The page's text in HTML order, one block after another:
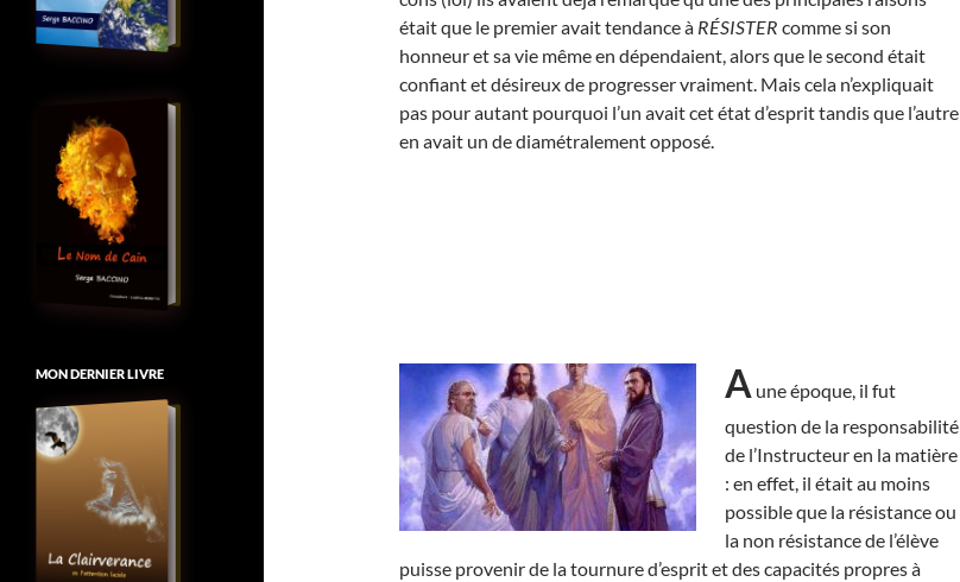
était que le premier avait tendance à RÉSISTER comme si son
honneur et sa vie même en dépendaient, alors que le second était
confiant et désireux de progresser vraiment. Mais cela n’expliquait
pas pour autant pourquoi l’un avait cet état d’esprit tandis que l’autre
en avait un de diamétralement opposé.
A une époque, il fut
question de la responsabilité
de l’Instructeur en la matière
: en effet, il était au moins
possible que la résistance ou
la non résistance de l’élève
puisse provenir de la tournure d’esprit et des capacités propres à
MON DERNIER LIVRE